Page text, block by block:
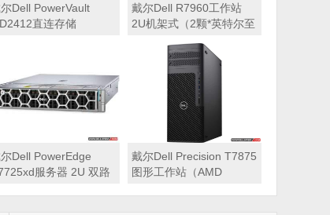
Dell PowerVault
直连存储
戴尔Dell R7960工作站
2U机架式（2颗*英特尔至
十四核心丨256GB 内存
丨1T固态硬盘+2块*8TB
硬盘丨2*RTX A6000
48GB显卡丨2400W双电
源丨三年质保）
Dell PowerEdge
服务器 2U 双路
戴尔Dell Precision T7875
图形工作站（AMD